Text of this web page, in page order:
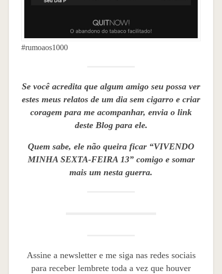
#rumoaos1000
Se você acredita que algum amigo seu possa ver
estes meus relatos de um dia sem cigarro e criar
coragem para me acompanhar, envia o link
deste Blog para ele.
Quem sabe, ele não queira ficar “VIVENDO
MINHA SEXTA-FEIRA 13” comigo e somar
mais um nesta guerra.
Assine a newsletter e me siga nas redes sociais
para receber lembrete toda a vez que houver